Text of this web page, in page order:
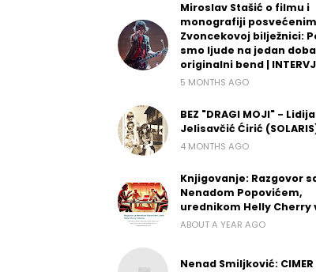
Miroslav Stašić o filmu i
monografiji posvećenim
Zvoncekovoj bilježnici:
smo ljude na jedan
originalni bend |
5 MONTHS AGO
BEZ "DRAGI MOJI" - Lidija
Jelisavčić Ćirić
4 MONTHS AGO
Knjigovanje: Razgovor
Nenadom Popovićem,
urednikom Helly Cherry
ABOUT A YEAR AGO
Nenad Smiljković: CIMER